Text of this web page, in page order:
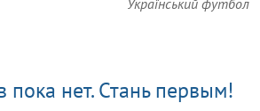
Український футбол
пока нет. Стань первым!